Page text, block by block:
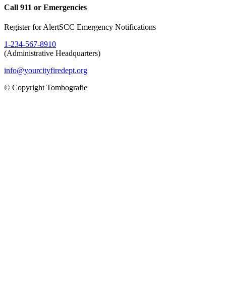
Call 911 or Emergencies
Register for AlertSCC Emergency Notifications
1-234-567-8910
(Administrative Headquarters)
info@yourcityfiredept.org
© Copyright Tombografie